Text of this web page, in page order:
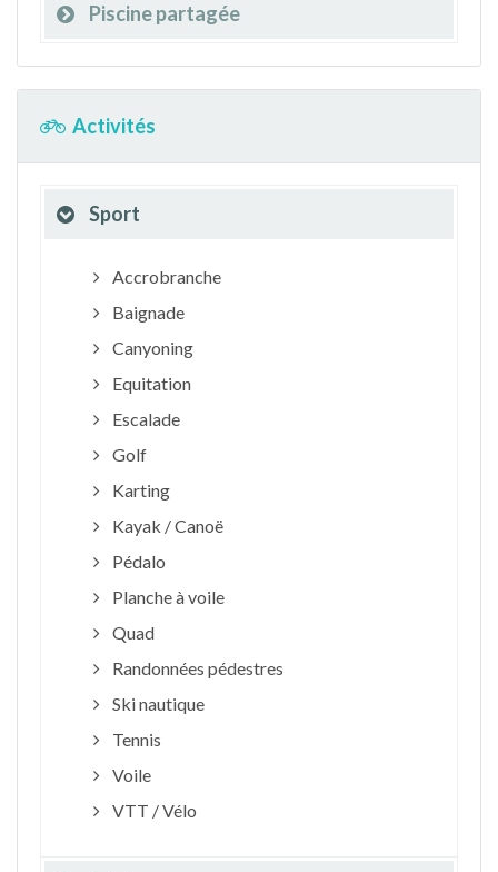
Piscine partagée
Activités
Sport
Accrobranche
Baignade
Canyoning
Equitation
Escalade
Golf
Karting
Kayak / Canoë
Pédalo
Planche à voile
Quad
Randonnées pédestres
Ski nautique
Tennis
Voile
VTT / Vélo